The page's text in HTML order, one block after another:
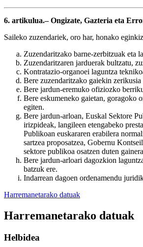
6. artikulua.– Ongizate, Gazteria eta
Saileko zuzendariek, oro har, honako
Zuzendaritzako barne-zerbitzuak eta
Zuzendaritzaren jarduerak bultzatu,
Kontratazio-organoei laguntza
Bere zuzendaritzako gaiekin
Bere jardun-eremuko ofiziozko
Bere eskumeneko gaietan, goragoko
egiten.
Bere jardun-arloan, Euskal Sektore
irizpideak, langileen etengabeko
Publikoan euskararen erabilera
sartzea proposatzea, Gobernu
sektore publikoa osatzen duten
Bere jardun-arloari dagozkion
batzuk ere.
Indarrean dagoen ordenamendu
Harremanetarako datuak
Harremanetarako datuak
Helbidea